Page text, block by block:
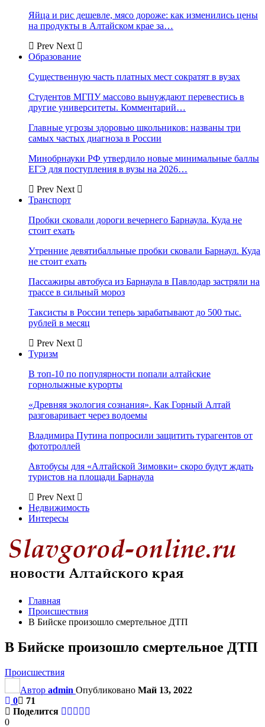
Яйца и рис дешевле, мясо дороже: как изменились цены
на продукты в Алтайском крае за…
Prev Next
Образование
Существенную часть платных мест сократят в вузах
Студентов МГПУ массово вынуждают перевестись в
другие университеты. Комментарий…
Главные угрозы здоровью школьников: названы три
самых частых диагноза в России
Минобрнауки РФ утвердило новые минимальные баллы
ЕГЭ для поступления в вузы на 2026…
Prev Next
Транспорт
Пробки сковали дороги вечернего Барнаула. Куда не
стоит ехать
Утренние девятибалльные пробки сковали Барнаул. Куда
не стоит ехать
Пассажиры автобуса из Барнаула в Павлодар застряли на
трассе в сильный мороз
Таксисты в России теперь зарабатывают до 500 тыс.
рублей в месяц
Prev Next
Туризм
В топ-10 по популярности попали алтайские
горнолыжные курорты
«Древняя экология сознания». Как Горный Алтай
разговаривает через водоемы
Владимира Путина попросили защитить турагентов от
фототроллей
Автобусы для «Алтайской Зимовки» скоро будут ждать
туристов на площади Барнаула
Prev Next
Недвижимость
Интересы
Главная
Происшествия
В Бийске произошло смертельное ДТП
В Бийске произошло смертельное ДТП
Происшествия
Автор admin Опубликовано Май 13, 2022
0
71
Поделится
0